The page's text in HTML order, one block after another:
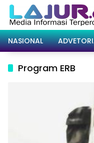
Langsung
konten
NASIONAL
Program ERB